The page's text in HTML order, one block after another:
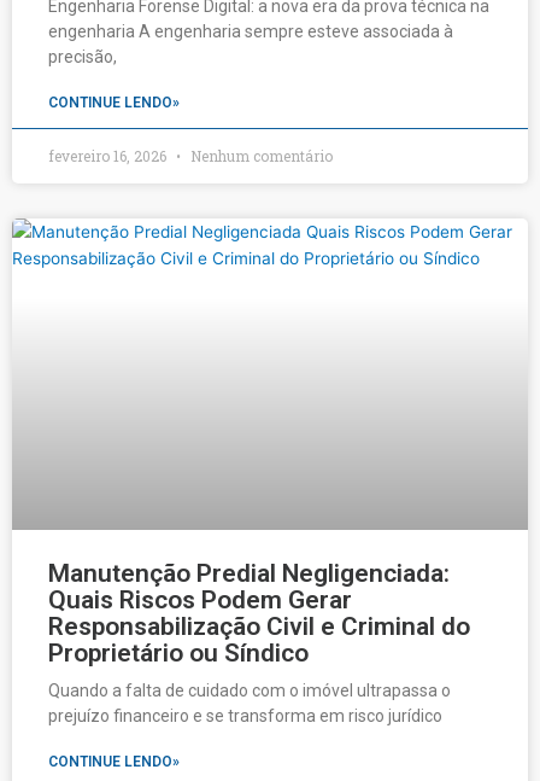
Engenharia Forense Digital: a nova era da prova técnica na
engenharia A engenharia sempre esteve associada à
precisão,
CONTINUE LENDO»
fevereiro 16, 2026 Nenhum comentário
Manutenção Predial Negligenciada:
Quais Riscos Podem Gerar
Responsabilização Civil e Criminal do
Proprietário ou Síndico
Quando a falta de cuidado com o imóvel ultrapassa o
prejuízo financeiro e se transforma em risco jurídico
CONTINUE LENDO»